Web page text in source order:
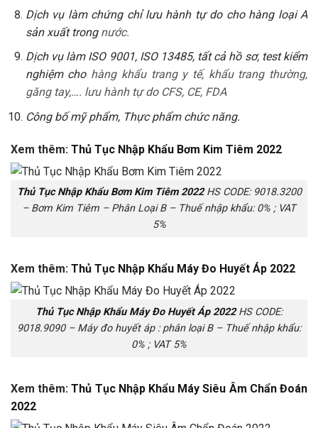
Dịch vụ làm chứng chỉ lưu hành tự do cho hàng loại A
sản xuất trong nước.
Dịch vụ làm ISO 9001, ISO 13485, tất cả hồ sơ, test kiểm
nghiệm cho hàng khẩu trang y tế, khẩu trang thường,
găng tay,…. lưu hành tự do CFS, CE, FDA
Công bố mỹ phẩm, Thực phẩm chức năng.
Xem thêm: Thủ Tục Nhập Khẩu Bơm Kim Tiêm 2022
Thủ Tục Nhập Khẩu Bơm Kim Tiêm 2022HS CODE: 9018.3200
– Bơm Kim Tiêm – Phân Loại B – Thuế nhập khẩu: 0% ; VAT
5%
Xem thêm: Thủ Tục Nhập Khẩu Máy Đo Huyết Áp 2022
Thủ Tục Nhập Khẩu Máy Đo Huyết Áp 2022HS CODE:
9018.9090 – Máy đo huyết áp : phân loại B – Thuế nhập khẩu:
0% ; VAT 5%
Xem thêm: Thủ Tục Nhập Khẩu Máy Siêu Âm Chẩn Đoán
2022